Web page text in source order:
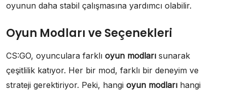
oyunun daha stabil çalışmasına yardımcı olabilir.
Oyun Modları ve Seçenekleri
CS:GO, oyunculara farklı oyun modları sunarak
çeşitlilik katıyor. Her bir mod, farklı bir deneyim ve
strateji gerektiriyor. Peki, hangi oyun modları hangi